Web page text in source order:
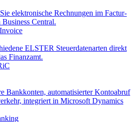
elektronische Rechnungen im Factur-
Central.
ELSTER Steuerdatenarten direkt
Finanzamt.
Bankkonten, automatisierter Kontoabruf
integriert in Microsoft Dynamics